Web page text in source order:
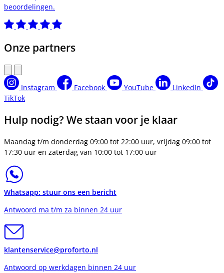
beoordelingen.
Onze partners
Instagram Facebook YouTube
LinkedIn
TikTok
Hulp nodig? We staan voor je klaar
Maandag t/m donderdag 09:00 tot 22:00 uur, vrijdag 09:00 tot
17:30 uur en zaterdag van 10:00 tot 17:00 uur
Whatsapp: stuur ons een bericht
Antwoord ma t/m za binnen 24 uur
klantenservice@proforto.nl
Antwoord op werkdagen binnen 24 uur